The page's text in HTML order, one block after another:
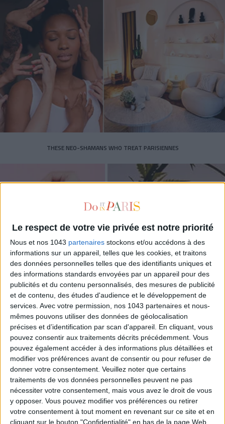
Le respect de votre vie privée est notre priorité
Nous et nos 1043 partenaires stockons et/ou accédons à des
informations sur un appareil, telles que les cookies, et traitons
des données personnelles telles que des identifiants uniques et
des informations standards envoyées par un appareil pour des
publicités et du contenu personnalisés, des mesures de publicité
et de contenu, des études d'audience et le développement de
services. Avec votre permission, nos 1043 partenaires et nous-
mêmes pouvons utiliser des données de géolocalisation
précises et d’identification par scan d'appareil. En cliquant, vous
pouvez consentir aux traitements décrits précédemment. Vous
pouvez également accéder à des informations plus détaillées et
modifier vos préférences avant de consentir ou pour refuser de
donner votre consentement. Veuillez noter que certains
traitements de vos données personnelles peuvent ne pas
nécessiter votre consentement, mais vous avez le droit de vous
y opposer. Vous pouvez modifier vos préférences ou retirer
votre consentement à tout moment en revenant sur ce site et en
cliquant sur le bouton "Confidentialité" en bas de la page Web.
THESE NEO-SHAMANS WHO TREAT PARISIENNES
ADOPT THE CBD CURE OF THE STARS